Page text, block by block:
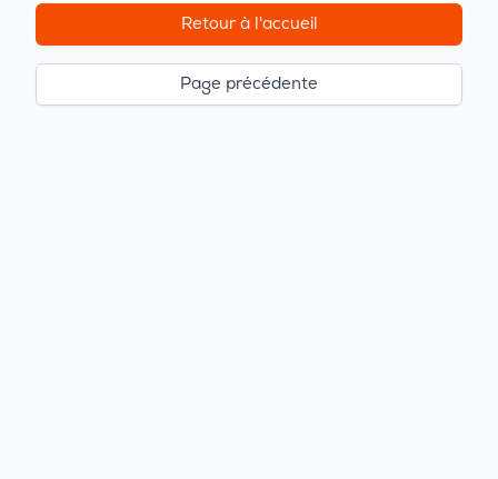
Retour à l'accueil
Page précédente